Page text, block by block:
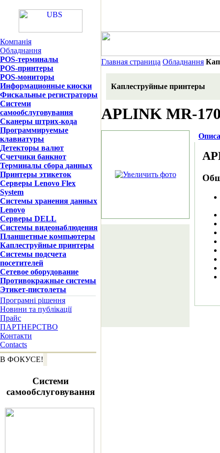
Компанія
Обладнання
POS-терминалы
POS-принтеры
POS-мониторы
Информационные киоски
Фискальные регистраторы
Системи
самообслуговування
Сканеры штрих-кода
Программируемые
клавиатуры
Детекторы валют
Счетчики банкнот
Терминалы сбора данных
Принтеры этикеток
Серверы Lenovo Flex
System
Системы хранения данных
Lenovo
Серверы DELL
Системы видеонаблюдения
Планшетные компьютеры
Каплеструйные принтеры
Систeмы подсчета
посетителей
Сетевое оборудование
Противокражные системы
Этикет-пистолеты
Програмні рішення
Новини та публікації
Прайс
ПАРТНЕРСТВО
Контакти
Contacts
В ФОКУСЕ!
Системи
самообслуговування
Главная страница Обладнання
Каплеструйные принтеры
APLINK MR-